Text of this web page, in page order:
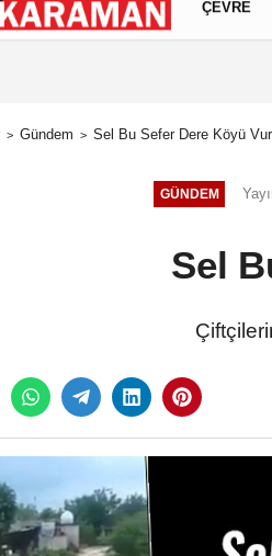
Çerez Politikası Gizlilik İlkeleri
ÇEVRE
Gündem Sel Bu Sefer Dere Köyü
GÜNDEM
Sel